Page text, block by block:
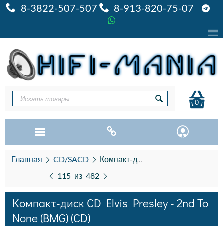
8-3822-507-507 8-913-820-75-07
0
Главная CD/SACD
Компакт-диск CD Elvis Presley - 2nd To None (BMG) (CD)
115 из 482
Компакт-диск CD Elvis Presley - 2nd To
None (BMG) (CD)